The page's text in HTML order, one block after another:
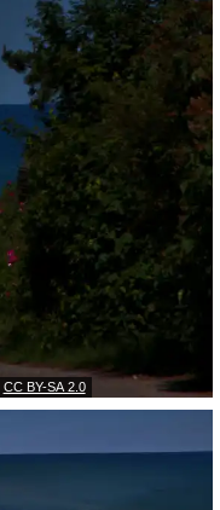
CC BY-SA 2.0